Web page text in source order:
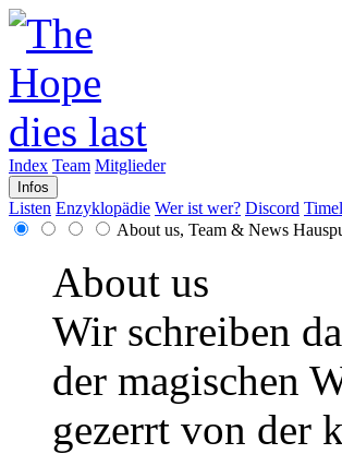
Index Team Mitglieder
Infos
Listen Enzyklopädie Wer ist wer? Discord
About us, Team & News
About us
Wir schreiben
der magischen
gezerrt von der